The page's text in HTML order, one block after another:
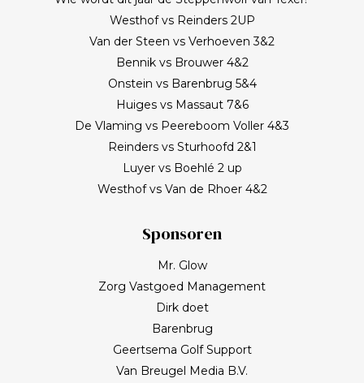
een goed gesprek over het journalistieke vak, het
leven en wat werkelijk belangrijk is. Met het stoppen
van het programma Kassa gaat Frank bij BNN/VARA
een roerige tijd tegemoet. Spelen op een welhaast
verlaten baan en uiteindelijk zonovergoten Purmer
was ‘even helemaal niets; heerlijk’, zo maakt Frank de
balans op. En ik? (Bij vlagen) best goed gespeeld. Het
verlies was voorzien; gedaan en laten, dus. Maar de
memorabele ronde en de waanzinnige slagen van
Frank zullen mij nog lang bijblijven. Topgast, topdag!
Westhof vs Reinders 2UP
Van der Steen vs Verhoeven 3&2
Bennik vs Brouwer 4&2
Onstein vs Barenbrug 5&4
Huiges vs Massaut 7&6
De Vlaming vs Peereboom Voller 4&3
Reinders vs Sturhoofd 2&1
Luyer vs Boehlé 2 up
Westhof vs Van de Rhoer 4&2
Sponsoren
Mr. Glow
Zorg Vastgoed Management
Dirk doet
Barenbrug
Geertsema Golf Support
Van Breugel Media B.V.